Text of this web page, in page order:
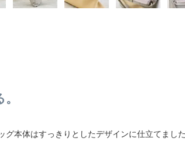
本体はすっきりとしたデザインに仕立てまし